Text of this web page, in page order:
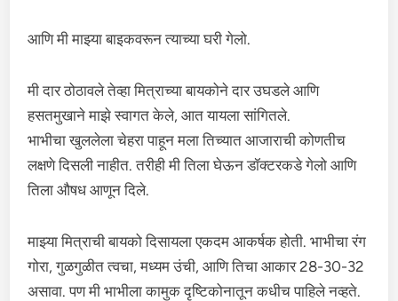
आणि मी माझ्या बाइकवरून त्याच्या घरी गेलो.
मी दार ठोठावले तेव्हा मित्राच्या बायकोने दार उघडले आणि
हसतमुखाने माझे स्वागत केले, आत यायला सांगितले.
भाभीचा खुललेला चेहरा पाहून मला तिच्यात आजाराची कोणतीच
लक्षणे दिसली नाहीत. तरीही मी तिला घेऊन डॉक्टरकडे गेलो आणि
तिला औषध आणून दिले.
माझ्या मित्राची बायको दिसायला एकदम आकर्षक होती. भाभीचा रंग
गोरा, गुळगुळीत त्वचा, मध्यम उंची, आणि तिचा आकार 28-30-32
असावा. पण मी भाभीला कामुक दृष्टिकोनातून कधीच पाहिले नव्हते.